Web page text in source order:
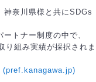
神奈川県様と共にSDGs
トナー制度の中で、
り組み実績が採択されま
(pref.kanagawa.jp)